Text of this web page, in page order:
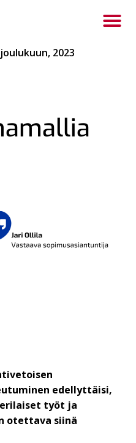
2023
edellyttäisi,
työt ja
otettava siinä